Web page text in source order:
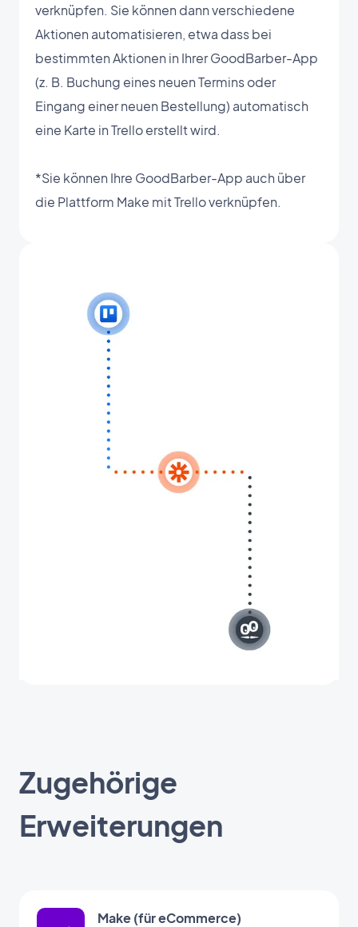
verknüpfen. Sie können dann verschiedene
Aktionen automatisieren, etwa dass bei
bestimmten Aktionen in Ihrer GoodBarber-App
(z. B. Buchung eines neuen Termins oder
Eingang einer neuen Bestellung) automatisch
eine Karte in Trello erstellt wird.
*Sie können Ihre GoodBarber-App auch über
die Plattform Make mit Trello verknüpfen.
Zugehörige
Erweiterungen
Make (für eCommerce)